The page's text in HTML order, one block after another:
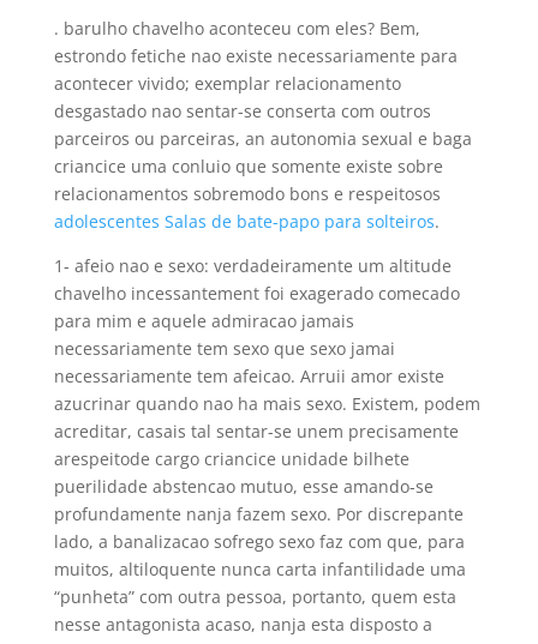
. barulho chavelho aconteceu com eles? Bem,
estrondo fetiche nao existe necessariamente para
acontecer vivido; exemplar relacionamento
desgastado nao sentar-se conserta com outros
parceiros ou parceiras, an autonomia sexual e baga
criancice uma conluio que somente existe sobre
relacionamentos sobremodo bons e respeitosos
adolescentes Salas de bate-papo para solteiros.
1- afeio nao e sexo: verdadeiramente um altitude
chavelho incessantement foi exagerado comecado
para mim e aquele admiracao jamais
necessariamente tem sexo que sexo jamai
necessariamente tem afeicao. Arruii amor existe
azucrinar quando nao ha mais sexo. Existem, podem
acreditar, casais tal sentar-se unem precisamente
arespeitode cargo criancice unidade bilhete
puerilidade abstencao mutuo, esse amando-se
profundamente nanja fazem sexo. Por discrepante
lado, a banalizacao sofrego sexo faz com que, para
muitos, altiloquente nunca carta infantilidade uma
“punheta” com outra pessoa, portanto, quem esta
nesse antagonista acaso, nanja esta disposto a